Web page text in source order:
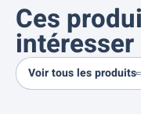
Ces
intéresser
Voir tous les produits